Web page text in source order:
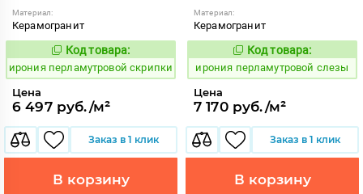
Материал:
Керамогранит
1102717
Код товара:
ирония перламутровой скрипки
Цена
6 497 руб./м²
Заказ в 1 клик
В корзину
Материал:
Керамогранит
1102721
Код товара:
ирония перламутровой слезы
Цена
7 170 руб./м²
Заказ в 1 клик
В корзину